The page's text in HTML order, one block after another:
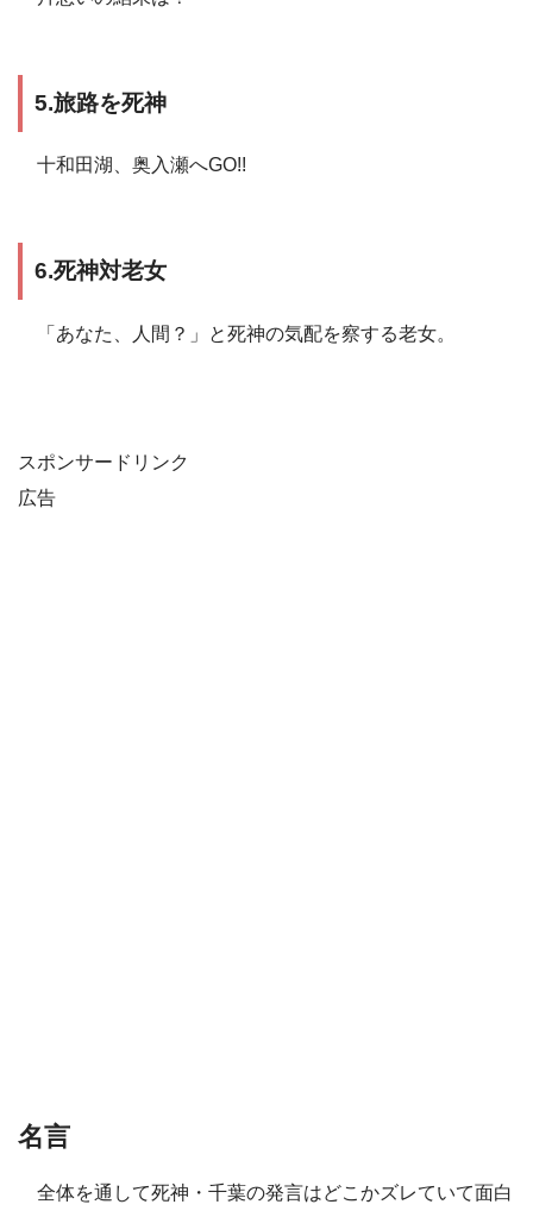
5.旅路を死神
十和田湖、奥入瀬へGO!!
6.死神対老女
「あなた、人間？」と死神の気配を察する老女。
スポンサードリンク
広告
名言
全体を通して死神・千葉の発言はどこかズレていて面白